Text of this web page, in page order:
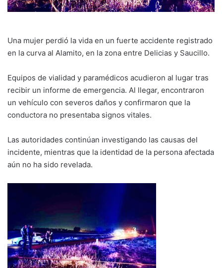
Una mujer perdió la vida en un fuerte accidente registrado
en la curva al Alamito, en la zona entre Delicias y Saucillo.
Equipos de vialidad y paramédicos acudieron al lugar tras
recibir un informe de emergencia. Al llegar, encontraron
un vehículo con severos daños y confirmaron que la
conductora no presentaba signos vitales.
Las autoridades continúan investigando las causas del
incidente, mientras que la identidad de la persona afectada
aún no ha sido revelada.